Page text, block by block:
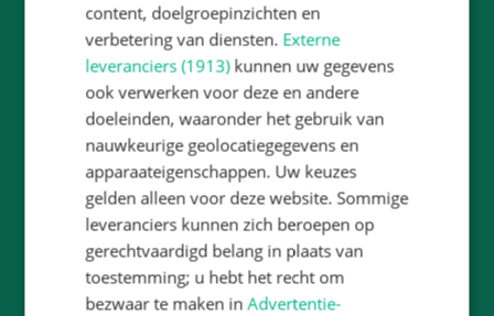
saranke.pauletta@twijs.nl
023 5361331
Locatie
content, doelgroepinzichten en
verbetering van diensten. Externe
leveranciers (1913)kunnen uw gegevens
ook verwerken voor deze en andere
doeleinden, waaronder het gebruik van
nauwkeurige geolocatiegegevens en
apparaateigenschappen. Uw keuzes
gelden alleen voor deze website. Sommige
leveranciers kunnen zich beroepen op
gerechtvaardigd belang in plaats van
toestemming; u hebt het recht om
bezwaar te maken inAdvertentie-